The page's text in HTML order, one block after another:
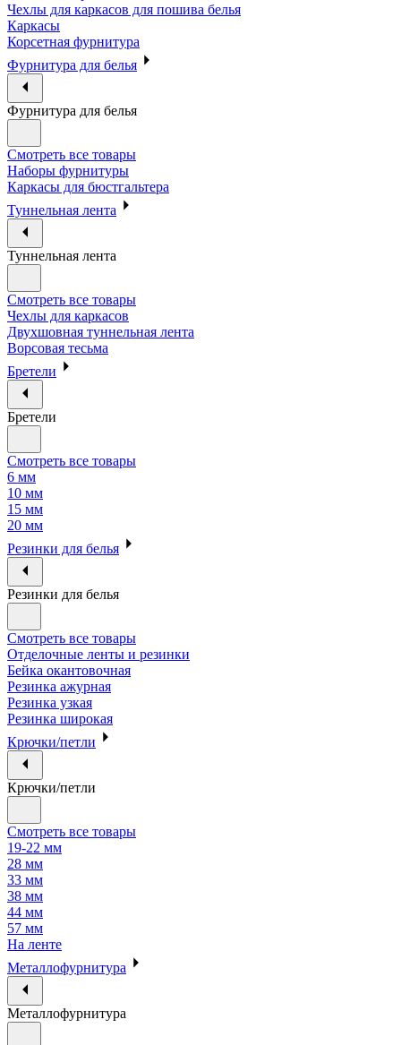
Чехлы для каркасов для пошива белья
Каркасы
Корсетная фурнитура
Фурнитура для белья
Фурнитура для белья
Смотреть все товары
Наборы фурнитуры
Каркасы для бюстгальтера
Туннельная лента
Туннельная лента
Смотреть все товары
Чехлы для каркасов
Двухшовная туннельная лента
Ворсовая тесьма
Бретели
Бретели
Смотреть все товары
6 мм
10 мм
15 мм
20 мм
Резинки для белья
Резинки для белья
Смотреть все товары
Отделочные ленты и резинки
Бейка окантовочная
Резинка ажурная
Резинка узкая
Резинка широкая
Крючки/петли
Крючки/петли
Смотреть все товары
19-22 мм
28 мм
33 мм
38 мм
44 мм
57 мм
На ленте
Металлофурнитура
Металлофурнитура